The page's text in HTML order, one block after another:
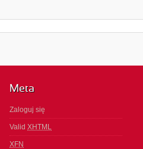
Meta
Zaloguj się
Valid XHTML
XFN